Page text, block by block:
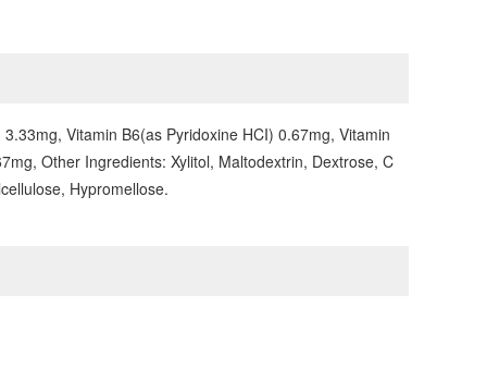
Vitamin B6(as Pyridoxine HCI) 0.67mg, Vitamin
Other Ingredients: Xylitol, Maltodextrin, Dextrose, C
Hypromellose.